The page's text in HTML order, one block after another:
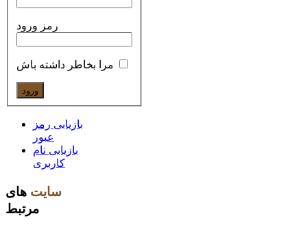
رمز ورود
مرا بخاطر داشته باش
بازیابی رمز
عبور
بازیابی نام
کاربری
سایت های
مرتبط